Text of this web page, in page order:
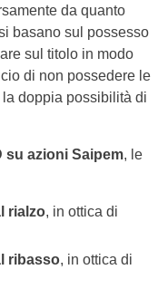
da quanto
basano sul possesso
sul titolo in modo
di non possedere le
doppia possibilità di
su azioni Saipem, le
rialzo, in ottica di
ribasso, in ottica di